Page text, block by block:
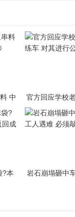
中
官方回应学校
?本
岩石崩塌砸中